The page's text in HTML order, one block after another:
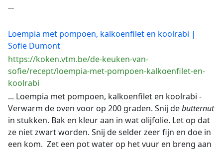
...
Loempia met pompoen, kalkoenfilet en koolrabi |
Sofie Dumont
https://koken.vtm.be/de-keuken-van-
sofie/recept/loempia-met-pompoen-kalkoenfilet-en-
koolrabi
... Loempia met pompoen, kalkoenfilet en koolrabi -
Verwarm de oven voor op 200 graden. Snij debutternut
in stukken. Bak en kleur aan in wat olijfolie. Let op dat
ze niet zwart worden. Snij de selder zeer fijn en doe in
een kom. Zet een pot water op het vuur en breng aan